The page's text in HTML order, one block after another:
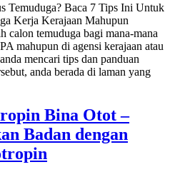
Temuduga? Baca 7 Tips Ini Untuk
Kerja Kerajaan Mahupun
calon temuduga bagi mana-mana
mahupun di agensi kerajaan atau
mencari tips dan panduan
anda berada di laman yang
Bina Otot –
Badan dengan